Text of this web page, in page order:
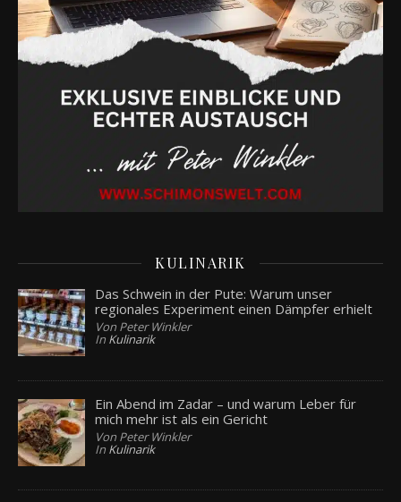
KULINARIK
Das Schwein in der Pute: Warum unser
regionales Experiment einen Dämpfer erhielt
Von Peter Winkler
In Kulinarik
Ein Abend im Zadar – und warum Leber für
mich mehr ist als ein Gericht
Von Peter Winkler
In Kulinarik